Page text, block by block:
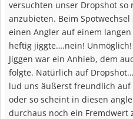
versuchten unser Dropshot
anzubieten. Beim
einen Angler auf einem
heftig jiggte….nein!
Jiggen war ein Anhieb, dem
folgte. Natürlich auf
lud uns äußerst freundlich auf
oder so scheint in diesen
durchaus noch ein Fremdwert